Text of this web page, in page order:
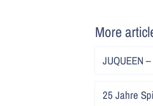
More
JUQUEEN
25 Jahre